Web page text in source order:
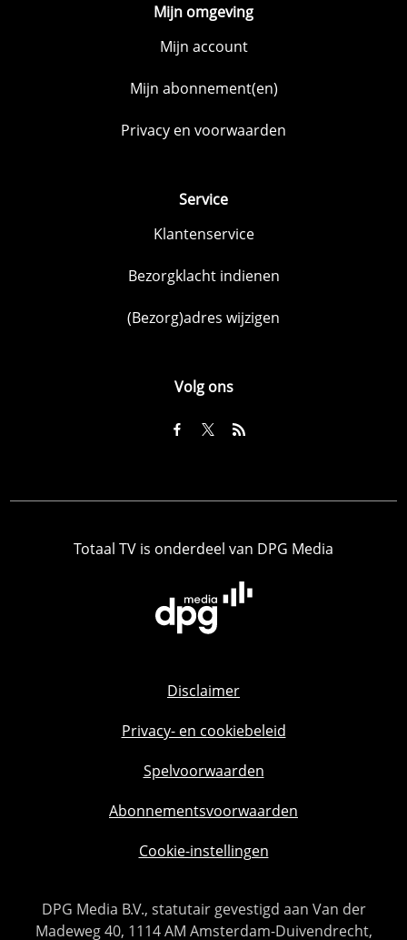
Mijn omgeving
Mijn account
Mijn abonnement(en)
Privacy en voorwaarden
Service
Klantenservice
Bezorgklacht indienen
(Bezorg)adres wijzigen
Volg ons
Totaal TV is onderdeel van DPG Media
Disclaimer
Privacy- en cookiebeleid
Spelvoorwaarden
Abonnementsvoorwaarden
Cookie-instellingen
DPG Media B.V., statutair gevestigd aan Van der
Madeweg 40, 1114 AM Amsterdam-Duivendrecht,